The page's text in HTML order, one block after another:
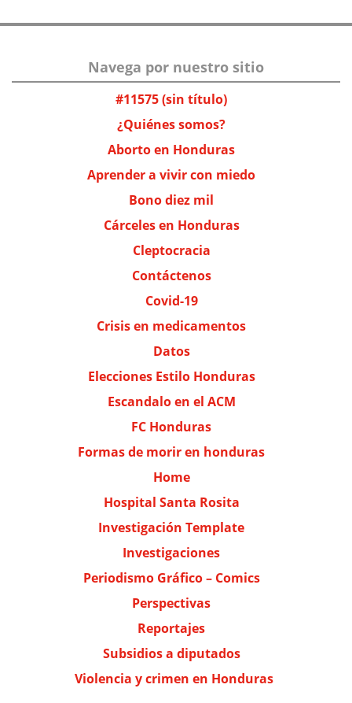
Navega por nuestro sitio
#11575 (sin título)
¿Quiénes somos?
Aborto en Honduras
Aprender a vivir con miedo
Bono diez mil
Cárceles en Honduras
Cleptocracia
Contáctenos
Covid-19
Crisis en medicamentos
Datos
Elecciones Estilo Honduras
Escandalo en el ACM
FC Honduras
Formas de morir en honduras
Home
Hospital Santa Rosita
Investigación Template
Investigaciones
Periodismo Gráfico – Comics
Perspectivas
Reportajes
Subsidios a diputados
Violencia y crimen en Honduras